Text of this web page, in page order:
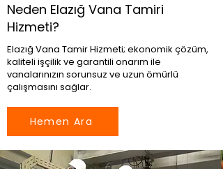
Neden Elazığ Vana Tamiri
Hizmeti?
Elazığ Vana Tamir Hizmeti; ekonomik çözüm,
kaliteli işçilik ve garantili onarım ile
vanalarınızın sorunsuz ve uzun ömürlü
çalışmasını sağlar.
Hemen Ara